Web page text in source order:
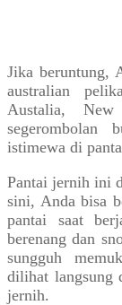
Jika beruntung,
australian
Austalia, New
segerombolan
istimewa di
Pantai jernih ini
sini, Anda bisa
pantai saat
berenang dan
sungguh
dilihat langsung
jernih.